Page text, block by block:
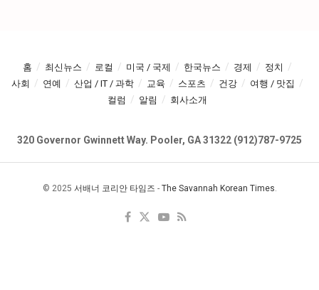
홈 최신뉴스 로컬 미국 / 국제 한국뉴스 경제
정치
사회
연예 산업 / IT / 과학 교육 스포츠 건강
여행 / 맛집
컬럼
알림 회사소개
320 Governor Gwinnett Way. Pooler, GA 31322 (912)787-9725
© 2025 서배너 코리안 타임즈 - The Savannah Korean Times.